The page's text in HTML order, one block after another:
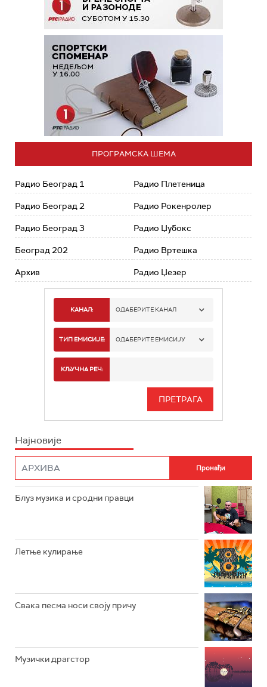
ПРОГРАМСКА ШЕМА
Радио Београд 1
Радио Београд 2
Радио Београд 3
Београд 202
Архив
Радио Плетеница
Радио Рокенролер
Радио Џубокс
Радио Вртешка
Радио Џезер
КАНАЛ: ОДАБЕРИТЕ КАНАЛ
РАДИО БЕОГРАД 1
РАДИО БЕОГРАД 3
РАДИО РОКЕНРОЛЕР
РАДИО ЏЕЗЕР
ТИП ЕМИСИЈЕ: ОДАБЕРИТЕ ЕМИСИЈУ
ИНФО
КЉУЧНА РЕЧ:
Најновије
Блуз музика и сродни правци
Летње кулирање
Свака песма носи своју причу
Музички драгстор